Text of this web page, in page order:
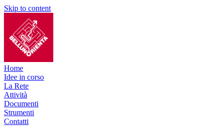
Skip to content
Home
Idee in corso
La Rete
Attività
Documenti
Strumenti
Contatti